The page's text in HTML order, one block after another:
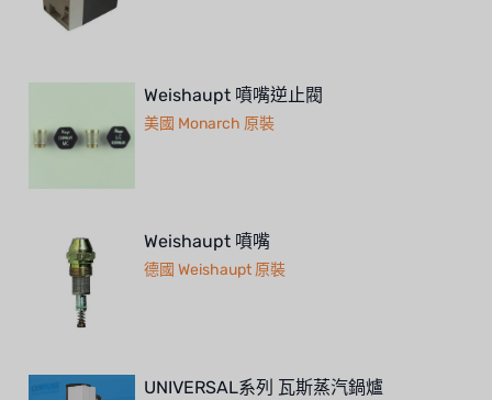
Weishaupt 噴嘴逆止閥
美國 Monarch 原裝
Weishaupt 噴嘴
德國 Weishaupt 原裝
UNIVERSAL系列 瓦斯蒸汽鍋爐